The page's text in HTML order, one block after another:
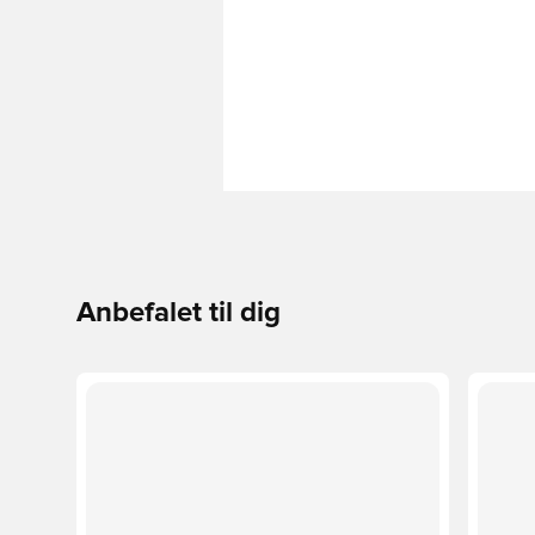
Anbefalet til dig